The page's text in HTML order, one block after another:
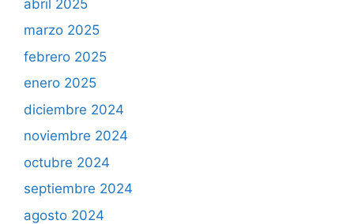
abril 2025
marzo 2025
febrero 2025
enero 2025
diciembre 2024
noviembre 2024
octubre 2024
septiembre 2024
agosto 2024